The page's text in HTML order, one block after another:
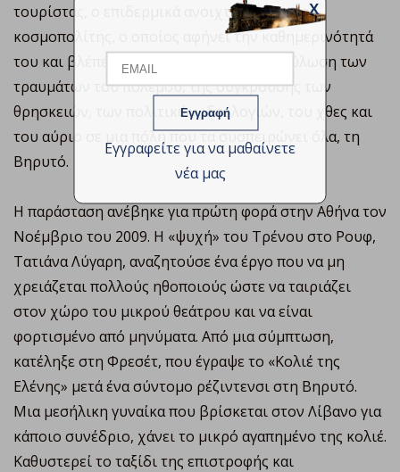
X
Name
Εγγραφείτε για να μαθαίνετε
νέα μας
τουρίστας, ο επιδερμικά ανοιχτόμυαλος και
κοσμοπολίτης, ο οποίος αφήνει την καθημερινότητά
του και βλέπει τελικά από κοντά την επούλωση των
τραυμάτων του πολέμου, της σύγκρουσης των
θρησκειών, των πολιτικών ιδεολογιών, του χθες και
του αύριο σε μια πόλη που τα συσπειρώνει όλα, τη
Βηρυτό.
Η παράσταση ανέβηκε για πρώτη φορά στην Αθήνα τον
Νοέμβριο του 2009. Η «ψυχή» του Τρένου στο Ρουφ,
Τατιάνα Λύγαρη, αναζητούσε ένα έργο που να μη
χρειάζεται πολλούς ηθοποιούς ώστε να ταιριάζει
στον χώρο του μικρού θεάτρου και να είναι
φορτισμένο από μηνύματα. Από μια σύμπτωση,
κατέληξε στη Φρεσέτ, που έγραψε το «Κολιέ της
Ελένης» μετά ένα σύντομο ρέζιντενσι στη Βηρυτό.
Μια μεσήλικη γυναίκα που βρίσκεται στον Λίβανο για
κάποιο συνέδριο, χάνει το μικρό αγαπημένο της κολιέ.
Καθυστερεί το ταξίδι της επιστροφής και